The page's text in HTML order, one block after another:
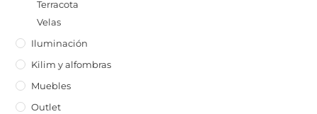
Terracota
Velas
Iluminación
Kilim y alfombras
Muebles
Outlet